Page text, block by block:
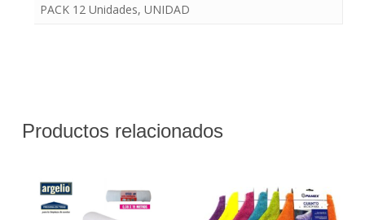
PACK 12 Unidades, UNIDAD
Productos relacionados